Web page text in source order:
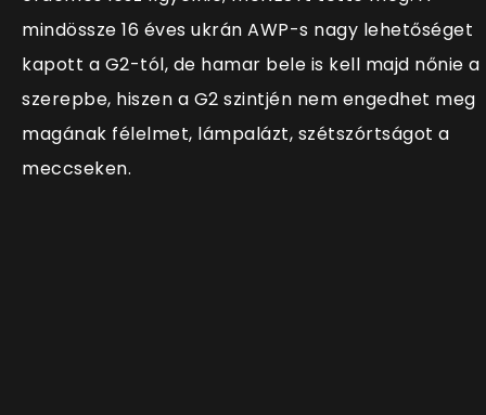
mindössze 16 éves ukrán AWP-s nagy lehetőséget
kapott a G2-tól, de hamar bele is kell majd nőnie a
szerepbe, hiszen a G2 szintjén nem engedhet meg
magának félelmet, lámpalázt, szétszórtságot a
meccseken.